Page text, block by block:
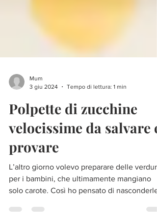
Mum
3 giu 2024
Tempo di lettura: 1 min
Polpette di zucchine
velocissime da salvare e
provare
per i bambini, che ultimamente mangiano